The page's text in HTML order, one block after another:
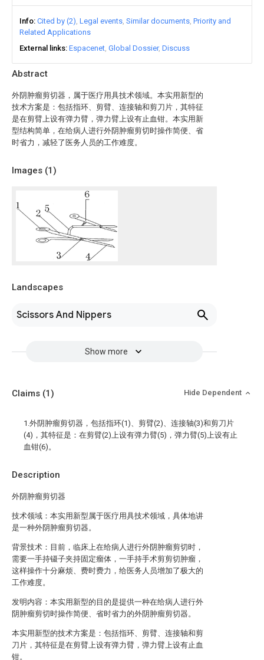
Abstract
外阴肿瘤剪切器，属于医疗用具技术领域。本实用新型的
技术方案是：包括指环、剪臂、连接轴和剪刀片，其特征
是在剪臂上设有弹力臂，弹力臂上设有止血钳。本实用新
型结构简单，在给病人进行外阴肿瘤剪切时操作简便、省
时省力，减轻了医务人员的工作难度。
Images (1)
Landscapes
Scissors And Nippers
Show more
Info Cited by (2) Legal events Similar documents Priority and
Related Applications
External links Espacenet Global Dossier Discuss
Description
外阴肿瘤剪切器
技术领域：本实用新型属于医疗用具技术领域，具体地讲
是一种外阴肿瘤剪切器。
背景技术：目前，临床上在给病人进行外阴肿瘤剪切时，
需要一手持镊子夹持固定瘤体，一手持手术剪剪切肿瘤，
这样操作十分麻烦、费时费力，给医务人员增加了极大的
工作难度。
发明内容：本实用新型的目的是提供一种在给病人进行外
阴肿瘤剪切时操作简便、省时省力的外阴肿瘤剪切器。
本实用新型的技术方案是：包括指环、剪臂、连接轴和剪
刀片，其特征是在剪臂上设有弹力臂，弹力臂上设有止血
钳。
Claims (1) Hide Dependent
1.外阴肿瘤剪切器，包括指环(1)、剪臂(2)、连接轴(3)和剪刀片
(4)，其特征是：在剪臂(2)上设有弹力臂(5)，弹力臂(5)上设有止
血钳(6)。